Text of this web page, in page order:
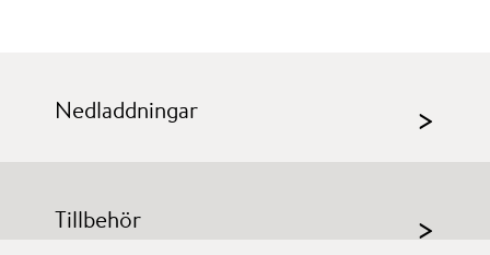
Nedladdningar >
Tillbehör >